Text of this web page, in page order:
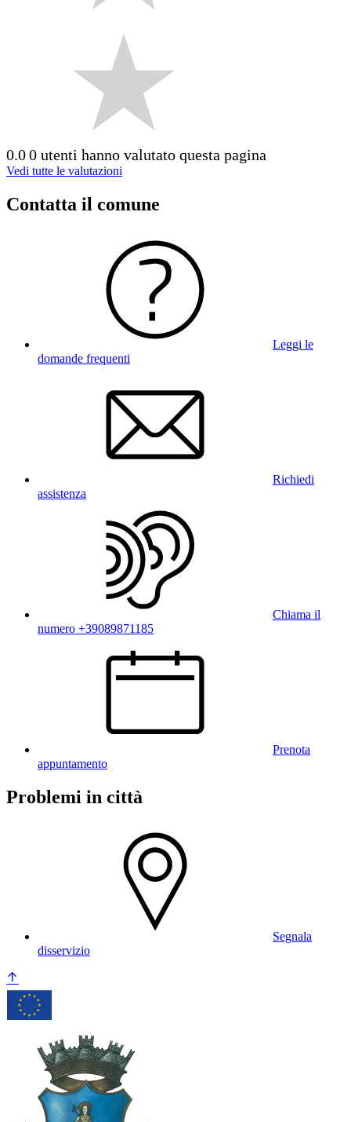
0.00 utenti hanno valutato questa pagina
Vedi tutte le valutazioni
Contatta il comune
Leggi le
domande frequenti
Richiedi
assistenza
Chiama il
numero +39089871185
Prenota
appuntamento
Problemi in città
Segnala
disservizio